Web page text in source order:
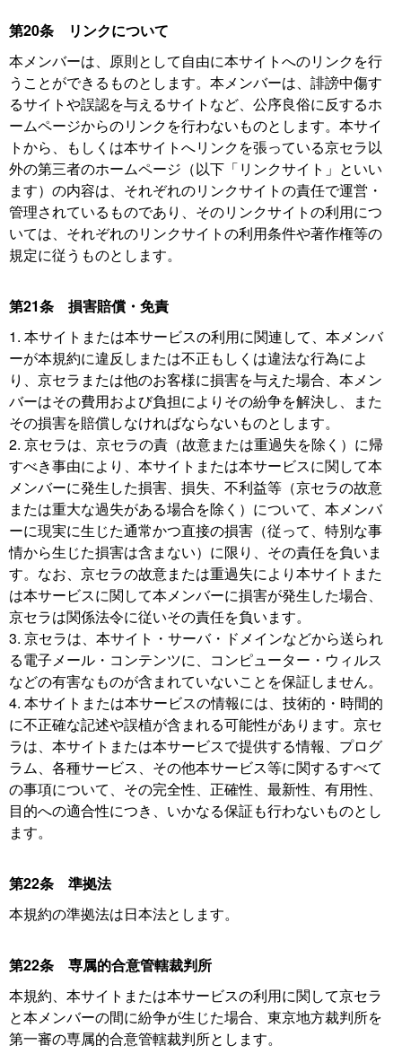
第20条 リンクについて
本メンバーは、原則として自由に本サイトへのリンクを行
うことができるものとします。本メンバーは、誹謗中傷す
るサイトや誤認を与えるサイトなど、公序良俗に反するホ
ームページからのリンクを行わないものとします。本サイ
トから、もしくは本サイトへリンクを張っている京セラ以
外の第三者のホームページ（以下「リンクサイト」といい
ます）の内容は、それぞれのリンクサイトの責任で運営・
管理されているものであり、そのリンクサイトの利用につ
いては、それぞれのリンクサイトの利用条件や著作権等の
規定に従うものとします。
第21条 損害賠償・免責
1. 本サイトまたは本サービスの利用に関連して、本メンバ
ーが本規約に違反しまたは不正もしくは違法な行為によ
り、京セラまたは他のお客様に損害を与えた場合、本メン
バーはその費用および負担によりその紛争を解決し、また
その損害を賠償しなければならないものとします。
2. 京セラは、京セラの責（故意または重過失を除く）に帰
すべき事由により、本サイトまたは本サービスに関して本
メンバーに発生した損害、損失、不利益等（京セラの故意
または重大な過失がある場合を除く）について、本メンバ
ーに現実に生じた通常かつ直接の損害（従って、特別な事
情から生じた損害は含まない）に限り、その責任を負いま
す。なお、京セラの故意または重過失により本サイトまた
は本サービスに関して本メンバーに損害が発生した場合、
京セラは関係法令に従いその責任を負います。
3. 京セラは、本サイト・サーバ・ドメインなどから送られ
る電子メール・コンテンツに、コンピューター・ウィルス
などの有害なものが含まれていないことを保証しません。
4. 本サイトまたは本サービスの情報には、技術的・時間的
に不正確な記述や誤植が含まれる可能性があります。京セ
ラは、本サイトまたは本サービスで提供する情報、プログ
ラム、各種サービス、その他本サービス等に関するすべて
の事項について、その完全性、正確性、最新性、有用性、
目的への適合性につき、いかなる保証も行わないものとし
ます。
第22条 準拠法
本規約の準拠法は日本法とします。
第22条 専属的合意管轄裁判所
本規約、本サイトまたは本サービスの利用に関して京セラ
と本メンバーの間に紛争が生じた場合、東京地方裁判所を
第一審の専属的合意管轄裁判所とします。